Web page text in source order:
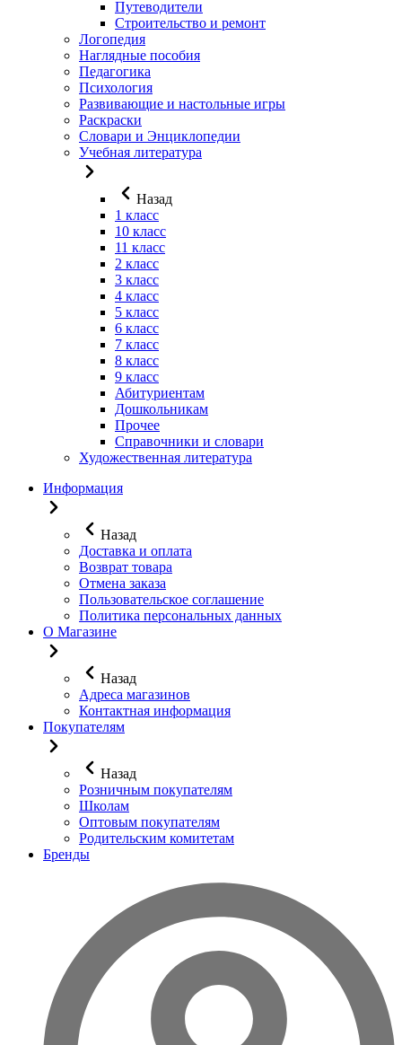
Путеводители
Строительство и ремонт
Логопедия
Наглядные пособия
Педагогика
Психология
Развивающие и настольные игры
Раскраски
Словари и Энциклопедии
Учебная литература
Назад
1 класс
10 класс
11 класс
2 класс
3 класс
4 класс
5 класс
6 класс
7 класс
8 класс
9 класс
Абитуриентам
Дошкольникам
Прочее
Справочники и словари
Художественная литература
Информация
Назад
Доставка и оплата
Возврат товара
Отмена заказа
Пользовательское соглашение
Политика персональных данных
О Магазине
Назад
Адреса магазинов
Контактная информация
Покупателям
Назад
Розничным покупателям
Школам
Оптовым покупателям
Родительским комитетам
Бренды